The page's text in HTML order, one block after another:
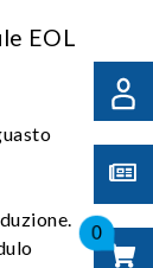
0
EOL